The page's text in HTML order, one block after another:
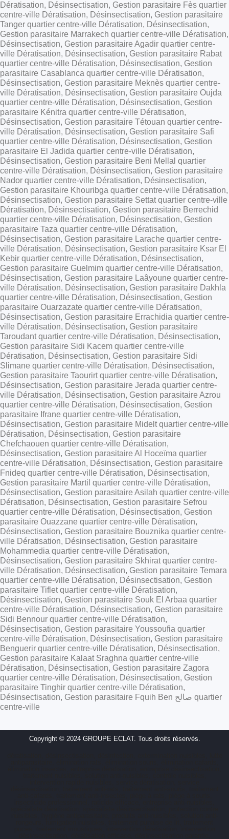
Dératisation, Désinsectisation, Gestion parasitaire Fès quartier
centre-ville Dératisation, Désinsectisation, Gestion parasitaire
Tanger quartier centre-ville Dératisation, Désinsectisation,
Gestion parasitaire Marrakech quartier centre-ville Dératisation,
Désinsectisation, Gestion parasitaire Agadir quartier centre-
ville Dératisation, Désinsectisation, Gestion parasitaire Rabat
quartier centre-ville Dératisation, Désinsectisation, Gestion
parasitaire Casablanca quartier centre-ville Dératisation,
Désinsectisation, Gestion parasitaire Meknès quartier centre-
ville Dératisation, Désinsectisation, Gestion parasitaire Oujda
quartier centre-ville Dératisation, Désinsectisation, Gestion
parasitaire Kénitra quartier centre-ville Dératisation,
Désinsectisation, Gestion parasitaire Tétouan quartier centre-
ville Dératisation, Désinsectisation, Gestion parasitaire Safi
quartier centre-ville Dératisation, Désinsectisation, Gestion
parasitaire El Jadida quartier centre-ville Dératisation,
Désinsectisation, Gestion parasitaire Beni Mellal quartier
centre-ville Dératisation, Désinsectisation, Gestion parasitaire
Nador quartier centre-ville Dératisation, Désinsectisation,
Gestion parasitaire Khouribga quartier centre-ville Dératisation,
Désinsectisation, Gestion parasitaire Settat quartier centre-ville
Dératisation, Désinsectisation, Gestion parasitaire Berrechid
quartier centre-ville Dératisation, Désinsectisation, Gestion
parasitaire Taza quartier centre-ville Dératisation,
Désinsectisation, Gestion parasitaire Larache quartier centre-
ville Dératisation, Désinsectisation, Gestion parasitaire Ksar El
Kebir quartier centre-ville Dératisation, Désinsectisation,
Gestion parasitaire Guelmim quartier centre-ville Dératisation,
Désinsectisation, Gestion parasitaire Laâyoune quartier centre-
ville Dératisation, Désinsectisation, Gestion parasitaire Dakhla
quartier centre-ville Dératisation, Désinsectisation, Gestion
parasitaire Ouarzazate quartier centre-ville Dératisation,
Désinsectisation, Gestion parasitaire Errachidia quartier centre-
ville Dératisation, Désinsectisation, Gestion parasitaire
Taroudant quartier centre-ville Dératisation, Désinsectisation,
Gestion parasitaire Sidi Kacem quartier centre-ville
Dératisation, Désinsectisation, Gestion parasitaire Sidi
Slimane quartier centre-ville Dératisation, Désinsectisation,
Gestion parasitaire Taourirt quartier centre-ville Dératisation,
Désinsectisation, Gestion parasitaire Jerada quartier centre-
ville Dératisation, Désinsectisation, Gestion parasitaire Azrou
quartier centre-ville Dératisation, Désinsectisation, Gestion
parasitaire Ifrane quartier centre-ville Dératisation,
Désinsectisation, Gestion parasitaire Midelt quartier centre-ville
Dératisation, Désinsectisation, Gestion parasitaire
Chefchaouen quartier centre-ville Dératisation,
Désinsectisation, Gestion parasitaire Al Hoceïma quartier
centre-ville Dératisation, Désinsectisation, Gestion parasitaire
Fnideq quartier centre-ville Dératisation, Désinsectisation,
Gestion parasitaire Martil quartier centre-ville Dératisation,
Désinsectisation, Gestion parasitaire Asilah quartier centre-ville
Dératisation, Désinsectisation, Gestion parasitaire Sefrou
quartier centre-ville Dératisation, Désinsectisation, Gestion
parasitaire Ouazzane quartier centre-ville Dératisation,
Désinsectisation, Gestion parasitaire Bouznika quartier centre-
ville Dératisation, Désinsectisation, Gestion parasitaire
Mohammedia quartier centre-ville Dératisation,
Désinsectisation, Gestion parasitaire Skhirat quartier centre-
ville Dératisation, Désinsectisation, Gestion parasitaire Temara
quartier centre-ville Dératisation, Désinsectisation, Gestion
parasitaire Tiflet quartier centre-ville Dératisation,
Désinsectisation, Gestion parasitaire Souk El Arbaa quartier
centre-ville Dératisation, Désinsectisation, Gestion parasitaire
Sidi Bennour quartier centre-ville Dératisation,
Désinsectisation, Gestion parasitaire Youssoufia quartier
centre-ville Dératisation, Désinsectisation, Gestion parasitaire
Benguerir quartier centre-ville Dératisation, Désinsectisation,
Gestion parasitaire Kalaat Sraghna quartier centre-ville
Dératisation, Désinsectisation, Gestion parasitaire Zagora
quartier centre-ville Dératisation, Désinsectisation, Gestion
parasitaire Tinghir quartier centre-ville Dératisation,
Désinsectisation, Gestion parasitaire Fquih Ben صالح quartier
centre-ville
Copyright © 2024 GROUPE ECLAT. Tous droits réservés.